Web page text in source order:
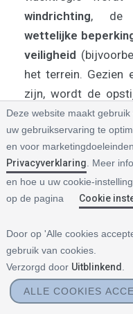
windrichting, de
wettelijke
veiligheid
het terrein. Gezien
zijn, wordt de
dag van de
alsvast een aantal
» Voor een
vanuit Sint-
Stekene, Overmere,
Beervelde,
Pinte.
» Voor een
vanuit Brasschaat,
Deze website maakt gebruik
uw gebruikservaring te
en voor
Privacyverklaring . Meer
en hoe u uw cookie-
op de pagina
Cookie
Door op 'Alle cookies
gebruik van cookies.
Verzorgd door Uitblinkend
ALLE COOKIES